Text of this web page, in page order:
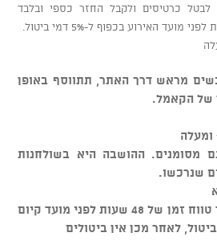
לבטל כרטיסים ולקבל החזר כספי ובלבד
מראש דרך האתר, תתווסף באופן
של הקאמל.
מסומנים. ההושבה היא בשולחנות
שנרכשו.
* ניתן לבטל כרטיסים עד טווח זמן של 48 שעות לפני מועד קיום